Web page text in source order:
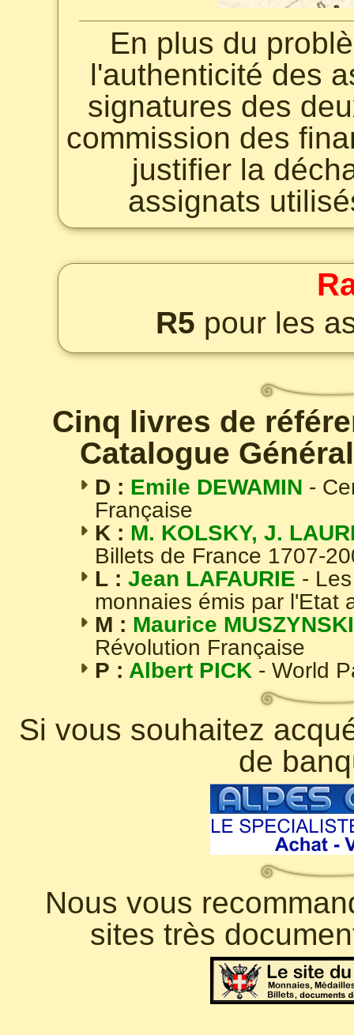
En plus du
l'authenticité des
signatures des
commission des
justifier la
assignats
R5 pour les
Cinq livres de
Catalogue
D : Emile DEWAMIN -
Française
K : M. KOLSKY, J.
Billets de France 1707-
L : Jean LAFAURIE -
monnaies émis par l'Etat
M : Maurice MUSZYNSKI
Révolution Française
P : Albert PICK - World
Si vous souhaitez
de
Nous vous
sites très